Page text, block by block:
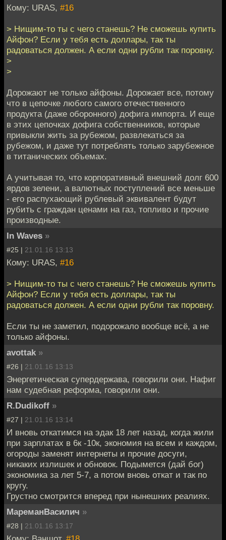
Кому: URAS, #16
> Нищим-то ты с чего станешь? Не сможешь купить
Айфон? Если у тебя есть доллары, так ты
радоваться должен. А если одни рубли так поровну.
>
>
Дорожают не только айфоны. Дорожает все, потому
что в цепочке любого самого отечественного
продукта (даже оборонного) дофига импорта. И еще
в этих цепочках дофига собственников, которые
привыкли жить за рубежом, развлекаться за
рубежом, и даже тут потреблять только зарубежное
в титанических объемах.
А учитывая то, что корпоративный внешний долг 600
ярдов зелени, а валютных поступлений все меньше
- его распухающий рублевый эквивалент будут
рубить с граждан ценами на газ, топливо и прочие
производные.
In Waves »
#25 | 21.01.16 13:13
Кому: URAS, #16
> Нищим-то ты с чего станешь? Не сможешь купить
Айфон? Если у тебя есть доллары, так ты
радоваться должен. А если одни рубли так поровну.
Если ты не заметил, подорожало вообще всё, а не
только айфоны.
avottak »
#26 | 21.01.16 13:13
Энергетическая супердержава, говорили они. Нафиг
нам судебная реформа, говорили они.
R.Dudikoff »
#27 | 21.01.16 13:14
И вновь откатимся на эдак 18 лет назад, когда жили
при зарплатах в 6к -10к, экономия на всем и каждом,
огороды заменят интернеты и прочие досуги,
никаких излишек и обновок. Подымется (дай бог)
экономика за лет 5-7, а потом вновь откат и так по
кругу.
Грустно смотрится вперед при нынешних реалиях.
МареманВасилич »
#28 | 21.01.16 13:17